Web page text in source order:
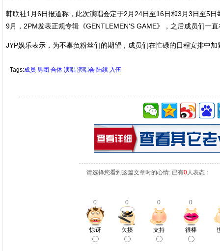
韩联社1月6日报道称，此次演唱会定于2月24日至16日和3月3日至5
9月，2PM发表正规专辑《GENTLEMEN'S GAME》，之后成员们一
JYP娱乐表示，为不辜负粉丝们的期望，成员们在忙碌的日程安排中
Tags:成员 男团 合体 演唱 演唱会 陆续 入伍
请选择您看到这篇文章时的心情: 已有0人表态：
0 0 0 0
惊讶 欠揍 支持 很棒